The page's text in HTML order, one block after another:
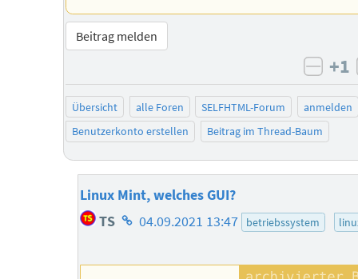
Beitrag melden
+1
Übersicht alle Foren SELFHTML-Forum
anmelden
Benutzerkonto erstellen
Beitrag im Thread-Baum
Linux Mint, welches GUI?
TS Homepage
Autors
04.09.2021 13:47 betriebssystem